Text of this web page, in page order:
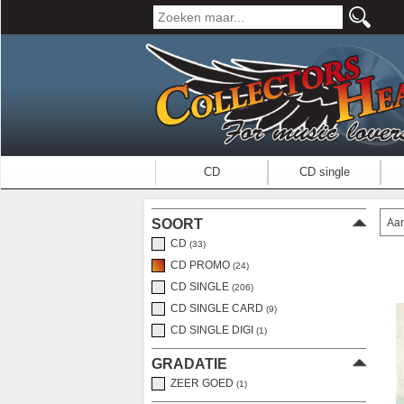
CD CD single
SOORT
CD (33)
CD PROMO (24)
CD SINGLE (206)
CD SINGLE CARD (9)
CD SINGLE DIGI (1)
GRADATIE
ZEER GOED (1)